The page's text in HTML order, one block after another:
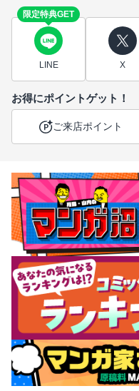
限定特典GET
LINE X
お得にポイントゲット！
ご来店ポイント